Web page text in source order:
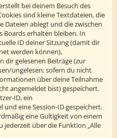
bei deinem Besuch des
sind kleine Textdateien, die
Dateien ablegt und die zwischen
Boards erhalten bleiben. In
ID deiner Sitzung (damit dir
werden können),
dir gelesenen Beiträge (zur
ungelesen; sofern du nicht
über deine Teilnahme
angemeldet bist) gespeichert.
ID, ein
eine Session-ID gespeichert.
eine Gültigkeit von einem
jederzeit über die Funktion „Alle